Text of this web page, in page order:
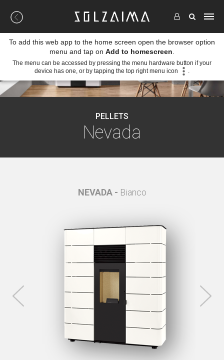
PELLETS
Nevada
NEVADA - Bianco
To add this web app to the home screen open the browser option
menu and tap on Add to homescreen
The menu can be accessed by pressing the menu hardware button if your
device has one, or by tapping the top right menu icon
.